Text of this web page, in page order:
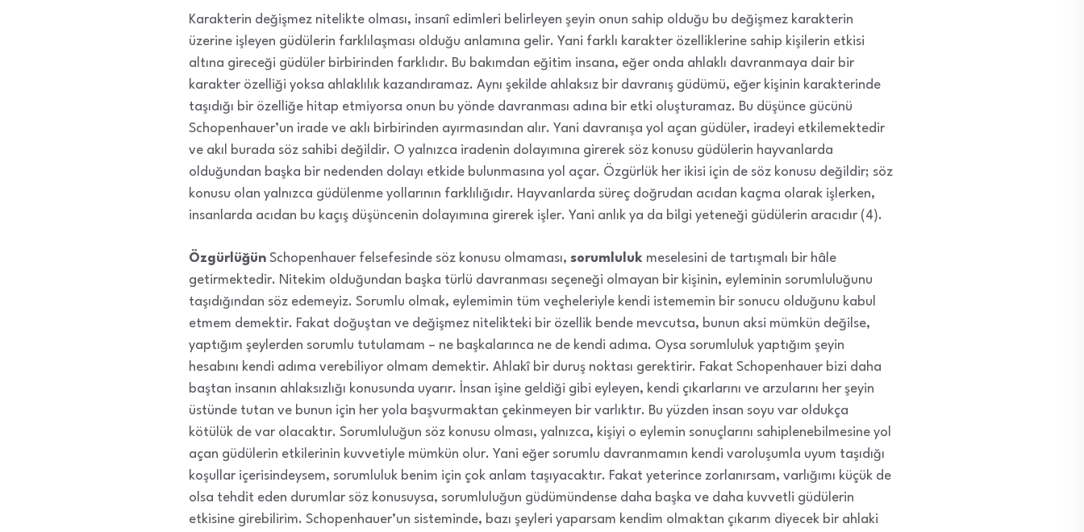
Karakterin değişmez nitelikte olması, insanî edimleri belirleyen şeyin onun sahip olduğu bu değişmez karakterin
üzerine işleyen güdülerin farklılaşması olduğu anlamına gelir. Yani farklı karakter özelliklerine sahip kişilerin etkisi
altına gireceği güdüler birbirinden farklıdır. Bu bakımdan eğitim insana, eğer onda ahlaklı davranmaya dair bir
karakter özelliği yoksa ahlaklılık kazandıramaz. Aynı şekilde ahlaksız bir davranış güdümü, eğer kişinin karakterinde
taşıdığı bir özelliğe hitap etmiyorsa onun bu yönde davranması adına bir etki oluşturamaz. Bu düşünce gücünü
Schopenhauer’un irade ve aklı birbirinden ayırmasından alır. Yani davranışa yol açan güdüler, iradeyi etkilemektedir
ve akıl burada söz sahibi değildir. O yalnızca iradenin dolayımına girerek söz konusu güdülerin hayvanlarda
olduğundan başka bir nedenden dolayı etkide bulunmasına yol açar. Özgürlük her ikisi için de söz konusu değildir; söz
konusu olan yalnızca güdülenme yollarının farklılığıdır. Hayvanlarda süreç doğrudan acıdan kaçma olarak işlerken,
insanlarda acıdan bu kaçış düşüncenin dolayımına girerek işler. Yani anlık ya da bilgi yeteneği güdülerin aracıdır (4).
Özgürlüğün Schopenhauer felsefesinde söz konusu olmaması, sorumluluk meselesini de tartışmalı bir hâle
getirmektedir. Nitekim olduğundan başka türlü davranması seçeneği olmayan bir kişinin, eyleminin sorumluluğunu
taşıdığından söz edemeyiz. Sorumlu olmak, eylemimin tüm veçheleriyle kendi istememin bir sonucu olduğunu kabul
etmem demektir. Fakat doğuştan ve değişmez nitelikteki bir özellik bende mevcutsa, bunun aksi mümkün değilse,
yaptığım şeylerden sorumlu tutulamam – ne başkalarınca ne de kendi adıma. Oysa sorumluluk yaptığım şeyin
hesabını kendi adıma verebiliyor olmam demektir. Ahlakî bir duruş noktası gerektirir. Fakat Schopenhauer bizi daha
baştan insanın ahlaksızlığı konusunda uyarır. İnsan işine geldiği gibi eyleyen, kendi çıkarlarını ve arzularını her şeyin
üstünde tutan ve bunun için her yola başvurmaktan çekinmeyen bir varlıktır. Bu yüzden insan soyu var oldukça
kötülük de var olacaktır. Sorumluluğun söz konusu olması, yalnızca, kişiyi o eylemin sonuçlarını sahiplenebilmesine yol
açan güdülerin etkilerinin kuvvetiyle mümkün olur. Yani eğer sorumlu davranmamın kendi varoluşumla uyum taşıdığı
koşullar içerisindeysem, sorumluluk benim için çok anlam taşıyacaktır. Fakat yeterince zorlanırsam, varlığımı küçük de
olsa tehdit eden durumlar söz konusuysa, sorumluluğun güdümündense daha başka ve daha kuvvetli güdülerin
etkisine girebilirim. Schopenhauer’un sisteminde, bazı şeyleri yaparsam kendim olmaktan çıkarım diyecek bir ahlaki